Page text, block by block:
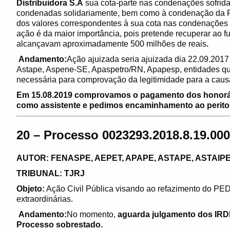
Distribuidora S.A sua cota-parte nas condenações
condenadas solidariamente, bem como à condenação da
dos valores correspondentes à sua cota nas
ação é da maior importância, pois pretende recuperar ao
alcançavam aproximadamente 500 milhões de reais.
Andamento:Ação ajuizada seria ajuizada dia
Astape, Aspene-SE, Apaspetro/RN, Apapesp, entidades
necessária para comprovação da legitimidade para a
Em 15.08.2019 comprovamos o pagamento dos
como assistente e pedimos encaminhamento ao
20 – Processo
AUTOR: FENASPE, AEPET, APAPE, ASTAPE,
TRIBUNAL: TJRJ
Objeto: Ação Civil Pública visando ao refazimento do
extraordinárias.
Andamento:No momento, aguarda julgamento dos
Processo sobrestado.